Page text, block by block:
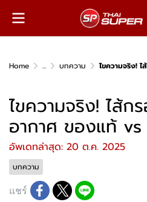
Home ... บทความ ไขความจริง! ไส้ก
ไขความจริง! ไส้ก
อากาศ ของแท้
อัพเดทล่าสุด: 20 ต.ค. 2025
บทความ
แชร์